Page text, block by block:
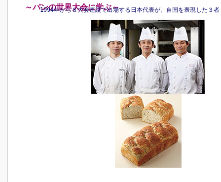
～パンの世界大会に学ぶ～
1994年から８大会連続で出場する日本代表が、自国を表現した３